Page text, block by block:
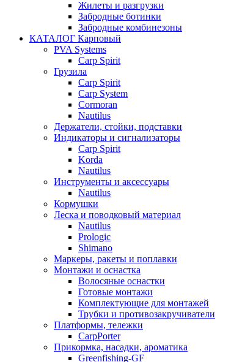
Жилеты и разгрузки
Забродные ботинки
Забродные комбинезоны
КАТАЛОГ Карповый
PVA Systems
Carp Spirit
Грузила
Carp Spirit
Carp System
Cormoran
Nautilus
Держатели, стойки, подставки
Индикаторы и сигнализаторы
Carp Spirit
Korda
Nautilus
Инструменты и аксессуары
Nautilus
Кормушки
Леска и поводковый материал
Nautilus
Prologic
Shimano
Маркеры, ракеты и поплавки
Монтажи и оснастка
Волосяные оснастки
Готовые монтажи
Комплектующие для монтажей
Трубки и противозакручиватели
Платформы, тележки
CarpPorter
Прикормка, насадки, ароматика
Greenfishing-GF